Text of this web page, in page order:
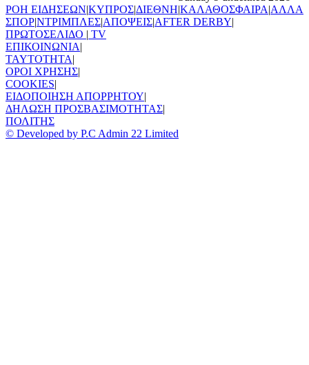
ΡΟΗ ΕΙΔΗΣΕΩΝ|ΚΥΠΡΟΣ|ΔΙΕΘΝΗ|ΚΑΛΑΘΟΣΦΑΙΡΑ|ΑΛΛΑ
ΣΠΟΡ|ΝΤΡΙΜΠΛΕΣ|ΑΠΟΨΕΙΣ|AFTER DERBY|
ΠΡΩΤΟΣΕΛΙΔΟ | TV
ΕΠΙΚΟΙΝΩΝΙΑ|
TAYTOTHTA|
ΟΡΟΙ ΧΡΗΣΗΣ|
COOKIES|
ΕΙΔΟΠΟΙΗΣΗ ΑΠΟΡΡΗΤΟΥ|
ΔΗΛΩΣΗ ΠΡΟΣΒΑΣΙΜΟΤΗΤΑΣ|
ΠΟΛΙΤΗΣ
© Developed by P.C Admin 22 Limited